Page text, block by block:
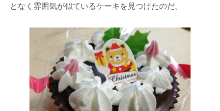
となく雰囲気が似ているケーキを見つけたのだ。